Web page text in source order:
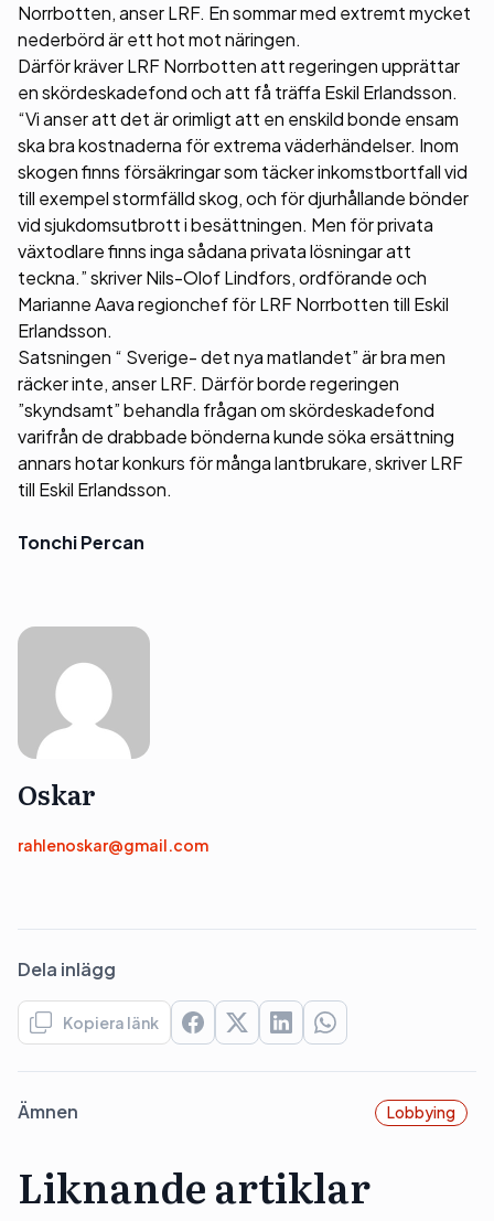
Norrbotten, anser LRF. En sommar med extremt mycket
nederbörd är ett hot mot näringen.
Därför kräver LRF Norrbotten att regeringen upprättar
en skördeskadefond och att få träffa Eskil Erlandsson.
“Vi anser att det är orimligt att en enskild bonde ensam
ska bra kostnaderna för extrema väderhändelser. Inom
skogen finns försäkringar som täcker inkomstbortfall vid
till exempel stormfälld skog, och för djurhållande bönder
vid sjukdomsutbrott i besättningen. Men för privata
växtodlare finns inga sådana privata lösningar att
teckna.” skriver Nils-Olof Lindfors, ordförande och
Marianne Aava regionchef för LRF Norrbotten till Eskil
Erlandsson.
Satsningen “ Sverige- det nya matlandet” är bra men
räcker inte, anser LRF. Därför borde regeringen
”skyndsamt” behandla frågan om skördeskadefond
varifrån de drabbade bönderna kunde söka ersättning
annars hotar konkurs för många lantbrukare, skriver LRF
till Eskil Erlandsson.
Tonchi Percan
Oskar
rahlenoskar@gmail.com
Dela inlägg
Kopiera länk
Ämnen Lobbying
Liknande artiklar